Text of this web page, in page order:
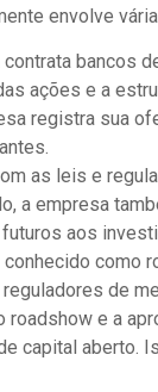
envolve
bancos
ações e a
registra sua
as leis e
a empresa
aos
como
de
roadshow e a
capital aberto.